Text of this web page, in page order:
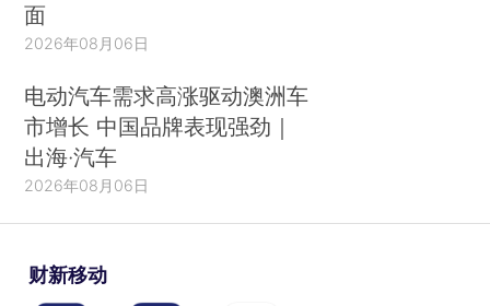
面
2026年08月06日
电动汽车需求高涨驱动澳洲车
市增长 中国品牌表现强劲｜
出海·汽车
2026年08月06日
财新移动